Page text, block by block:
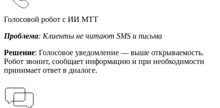
Голосовой робот с ИИ МТТ
Проблема: Клиенты не читают SMS и письма
Решение: Голосовое уведомление — выше открываемость.
Робот звонит, сообщает информацию и при необходимости
принимает ответ в диалоге.